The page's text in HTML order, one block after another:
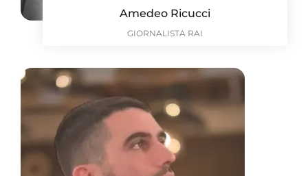
Amedeo Ricucci
GIORNALISTA RAI